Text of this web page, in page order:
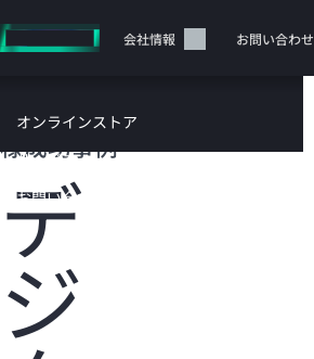
イ
テ
に
ッ
会社情報 お問い合わせ
オンラインストア
サービス
お問い合わせ
HPEのお客
様成功事例
デ
ジ